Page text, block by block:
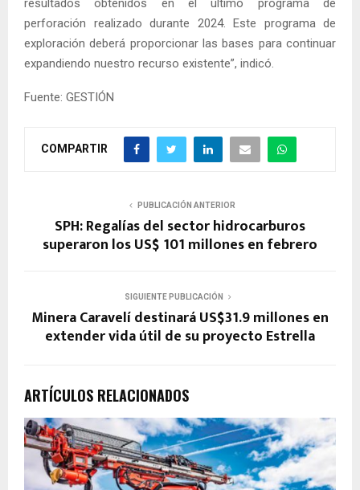
resultados obtenidos en el último programa de
perforación realizado durante 2024. Este programa de
exploración deberá proporcionar las bases para continuar
expandiendo nuestro recurso existente”, indicó.
Fuente: GESTIÓN
COMPARTIR
PUBLICACIÓN ANTERIOR
SPH: Regalías del sector hidrocarburos
superaron los US$ 101 millones en febrero
SIGUIENTE PUBLICACIÓN
Minera Caravelí destinará US$31.9 millones en
extender vida útil de su proyecto Estrella
ARTÍCULOS RELACIONADOS